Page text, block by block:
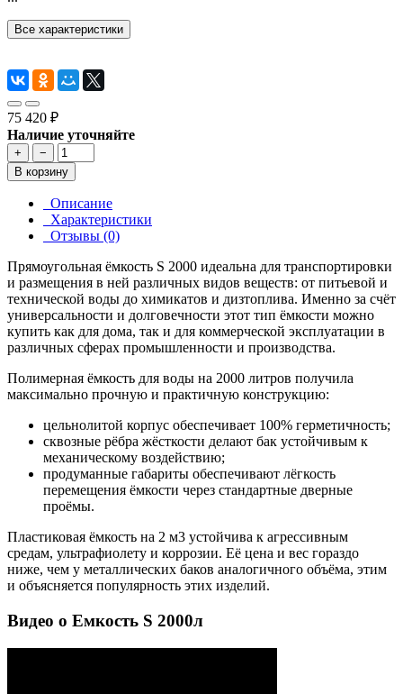
Все характеристики
75 420 ₽
Наличие уточняйте
+
−
В корзину
Описание
Характеристики
Отзывы (0)
Прямоугольная ёмкость S 2000 идеальна для транспортировки
и размещения в ней различных видов веществ: от питьевой и
технической воды до химикатов и дизтоплива. Именно за счёт
универсальности и долговечности этот тип ёмкости можно
купить как для дома, так и для коммерческой эксплуатации в
различных сферах промышленности и производства.
Полимерная ёмкость для воды на 2000 литров получила
максимально прочную и практичную конструкцию:
цельнолитой корпус обеспечивает 100% герметичность;
сквозные рёбра жёсткости делают бак устойчивым к
механическому воздействию;
продуманные габариты обеспечивают лёгкость
перемещения ёмкости через стандартные дверные
проёмы.
Пластиковая ёмкость на 2 м3 устойчива к агрессивным
средам, ультрафиолету и коррозии. Её цена и вес гораздо
ниже, чем у металлических баков аналогичного объёма, этим
и объясняется популярность этих изделий.
Видео о Емкость S 2000л